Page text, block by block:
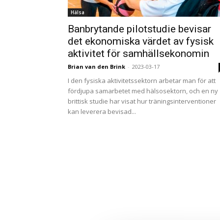
Hälsa
Banbrytande pilotstudie bevisar
det ekonomiska värdet av fysisk
aktivitet för samhällsekonomin
Brian van den Brink - 2023-03-17
I den fysiska aktivitetssektorn arbetar man för att
fördjupa samarbetet med hälsosektorn, och en ny
brittisk studie har visat hur träningsinterventioner
kan leverera bevisad...